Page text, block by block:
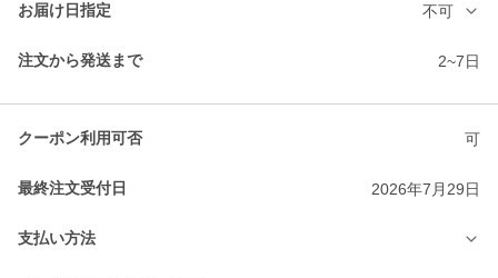
お届け日指定 不可
注文から発送まで 2~7日
クーポン利用可否 可
最終注文受付日 2026年7月29日
支払い方法